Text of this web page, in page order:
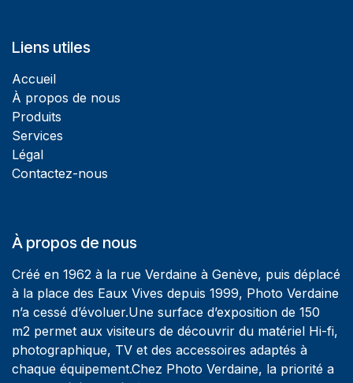
Liens utiles
Accueil
À propos de nous
Produits
Services
Légal
Contactez-nous
À propos de nous
Créé en 1962 à la rue Verdaine à Genève, puis déplacé
à la place des Eaux Vives depuis 1999, Photo Verdaine
n’a cessé d’évoluer.Une surface d’exposition de 150
m2 permet aux visiteurs de découvrir du matériel Hi-fi,
photographique, TV et des accessoires adaptés à
chaque équipement.Chez Photo Verdaine, la priorité a